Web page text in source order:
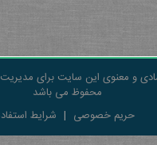
و معنوی این سایت برای
محفوظ می باشد
حریم خصوصی | شرایط